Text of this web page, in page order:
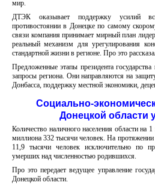
мир.
ДТЭК оказывает поддержку усилий
противостоянии в Донецке по самому
связи компания принимает мирный план
реальный механизм для урегулирования
стандартной жизни в регионе. Про это
Предложенные этапы президента
запросы региона. Они направляются на
Донбасса, поддержку местной экономики,
Социально-
Донецкой области
Количество наличного населения области на
миллиона 332 тысячи человек. На протяжении
11,9 тысячи человек исключительно по
умерших над численностью родившихся.
Про это передает ведущее управление
Донецкой области.